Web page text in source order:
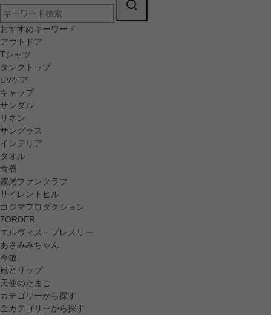
おすすめキーワード
アウトドア
Tシャツ
タンクトップ
UVケア
キャップ
サンダル
リネン
サングラス
インテリア
タオル
食器
霧尾ファンクラブ
サイレントヒル
コジマプロダクション
7ORDER
エルヴィス・プレスリー
あさみみちゃん
今敏
風とリップ
天使のたまご
カテゴリーから探す
全カテゴリーから探す